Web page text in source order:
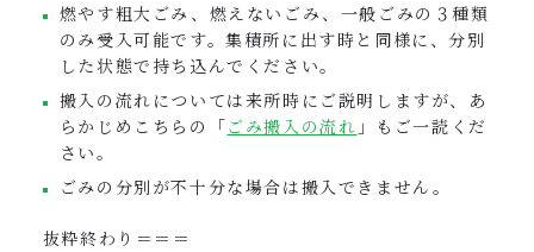
燃やす粗大ごみ、燃えないごみ、一般ごみの３種類
のみ受入可能です。集積所に出す時と同様に、分別
した状態で持ち込んでください。
搬入の流れについては来所時にご説明しますが、あ
らかじめこちらの「ごみ搬入の流れ 」もご一読くだ
さい。
ごみの分別が不十分な場合は搬入できません。
抜粋終わり＝＝＝